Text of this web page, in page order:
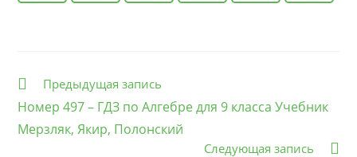
Еще
Предыдущая запись
Номер 497 – ГДЗ по Алгебре для 9 класса Учебник
Мерзляк, Якир, Полонский
Следующая запись